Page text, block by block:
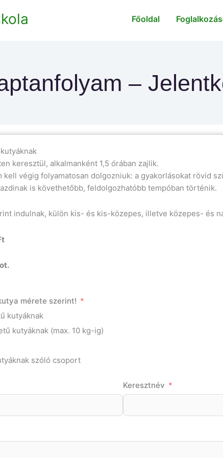
Főoldal
–
keresztül, alkalmanként 1,5 órában zajlik.
kell végig folyamatosan dolgozniuk: a gyakorlásokat rövid
is követhetőbb, feldolgozhatóbb tempóban történik.
indulnak, külön kis- és kis-közepes, illetve közepes- és
mérete szerint!
kutyáknak
kutyáknak (max. 10 kg-ig)
szóló csoport
Keresztnév